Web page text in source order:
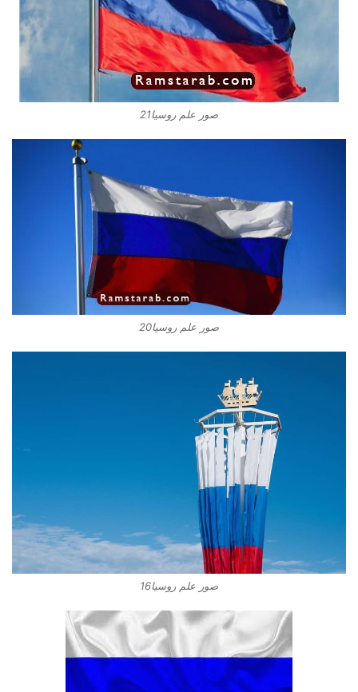
صور علم روسيا21
صور علم روسيا20
صور علم روسيا16